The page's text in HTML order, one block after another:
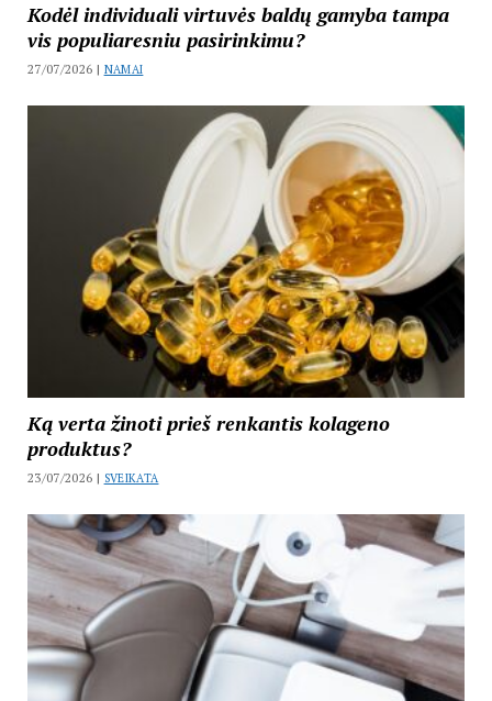
Kodėl individuali virtuvės baldų gamyba tampa
vis populiaresniu pasirinkimu?
27/07/2026 | NAMAI
Ką verta žinoti prieš renkantis kolageno
produktus?
23/07/2026 | SVEIKATA